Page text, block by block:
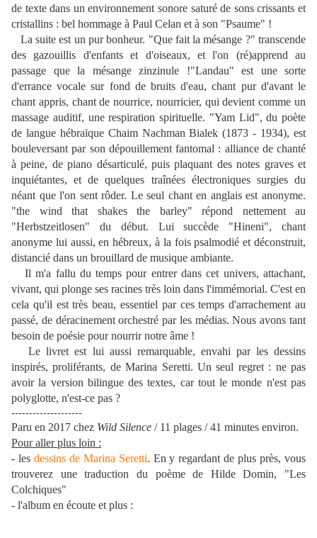
de texte dans un environnement sonore saturé de sons crissants et
cristallins : bel hommage à Paul Celan et à son "Psaume" !
La suite est un pur bonheur. "Que fait la mésange ?" transcende
des gazouillis d'enfants et d'oiseaux, et l'on (ré)apprend au
passage que la mésange zinzinule !"Landau" est une sorte
d'errance vocale sur fond de bruits d'eau, chant pur d'avant le
chant appris, chant de nourrice, nourricier, qui devient comme un
massage auditif, une respiration spirituelle. "Yam Lid", du poète
de langue hébraïque Chaim Nachman Bialek (1873 - 1934), est
bouleversant par son dépouillement fantomal : alliance de chanté
à peine, de piano désarticulé, puis plaquant des notes graves et
inquiétantes, et de quelques traînées électroniques surgies du
néant que l'on sent rôder. Le seul chant en anglais est anonyme.
"the wind that shakes the barley" répond nettement au
"Herbstzeitlosen" du début. Lui succède "Hineni", chant
anonyme lui aussi, en hébreux, à la fois psalmodié et déconstruit,
distancié dans un brouillard de musique ambiante.
Il m'a fallu du temps pour entrer dans cet univers, attachant,
vivant, qui plonge ses racines très loin dans l'immémorial. C'est en
cela qu'il est très beau, essentiel par ces temps d'arrachement au
passé, de déracinement orchestré par les médias. Nous avons tant
besoin de poésie pour nourrir notre âme !
Le livret est lui aussi remarquable, envahi par les dessins
inspirés, proliférants, de Marina Seretti. Un seul regret : ne pas
avoir la version bilingue des textes, car tout le monde n'est pas
polyglotte, n'est-ce pas ?
--------------------
Paru en 2017 chez Wild Silence / 11 plages / 41 minutes environ.
Pour aller plus loin :
- les dessins de Marina Seretti. En y regardant de plus près, vous
trouverez une traduction du poème de Hilde Domin, "Les
Colchiques"
- l'album en écoute et plus :